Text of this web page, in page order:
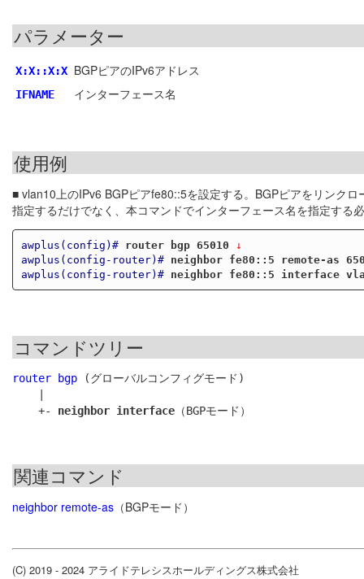
パラメーター
X:X::X:X BGPピアのIPv6アドレス
IFNAME インターフェース名
使用例
■ vlan10上のIPv6 BGPピアfe80::5を設定する。BGPピアをリンク
指定するだけでなく、本コマンドでインターフェース名を指定する
awplus(config)# router bgp 65010 ↓
awplus(config-router)#
neighbor fe80::5 remote-as
awplus(config-router)#
neighbor fe80::5 interface
コマンドツリー
router bgp (グローバルコンフィグモード)
    +-
neighbor interface
関連コマンド
neighbor remote-as （BGPモード）
(C) 2019 - 2024 アライドテレシスホールディングス株式会社